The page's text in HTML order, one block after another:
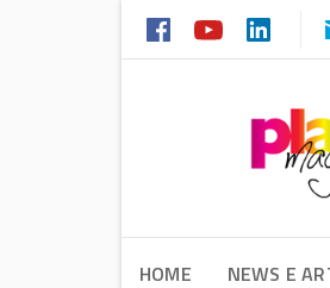
HOME NEWS E